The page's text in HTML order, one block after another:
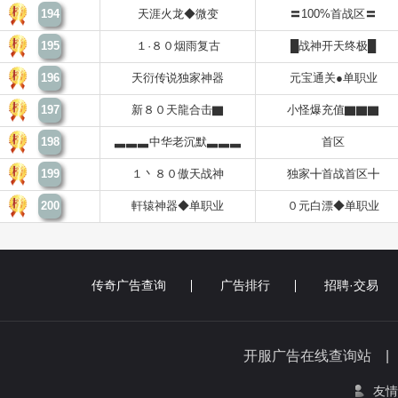
194 天涯火龙◆微变 〓100%首战区〓
195 １·８０烟雨复古 █战神开天终极█
196 天衍传说独家神器 元宝通关●单职业
197 新８０天龍合击▇ 小怪爆充值▇▇▇
198 ▃▃▃中华老沉默▃▃▃ 首区
199 １丶８０傲天战神 独家╋首战首区╋
200 軒辕神器◆单职业 ０元白漂◆单职业
传奇广告查询 广告排行 招聘·交易
开服广告在线查询站
友